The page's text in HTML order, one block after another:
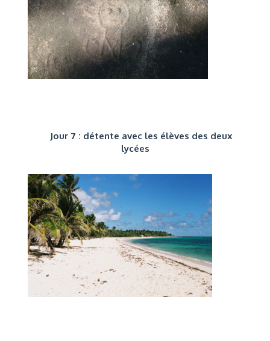
Jour 7 : détente avec les élèves des deux
lycées